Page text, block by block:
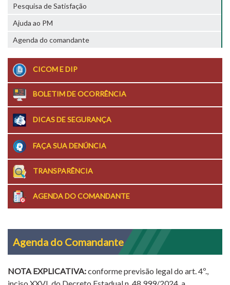
Pesquisa de Satisfação
Ajuda ao PM
Agenda do comandante
CICOM E DIP
BOLETIM DE OCORRÊNCIA
DICAS DE SEGURANÇA
FAÇA SUA DENÚNCIA
TRANSPARÊNCIA
AGENDA DO COMANDANTE
Agenda do Comandante
NOTA EXPLICATIVA:conforme previsão legal do art. 4º.,